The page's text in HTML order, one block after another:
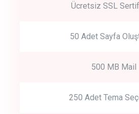
Start by trying our service for 30 days free trial
Ücretsiz SSL
50 Adet Sayfa
500 MB Mail
250 Adet Tema